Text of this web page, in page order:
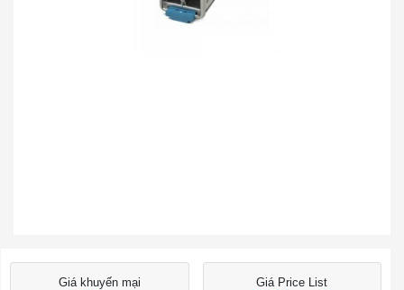
Giá khuyến mại
Giá Price List